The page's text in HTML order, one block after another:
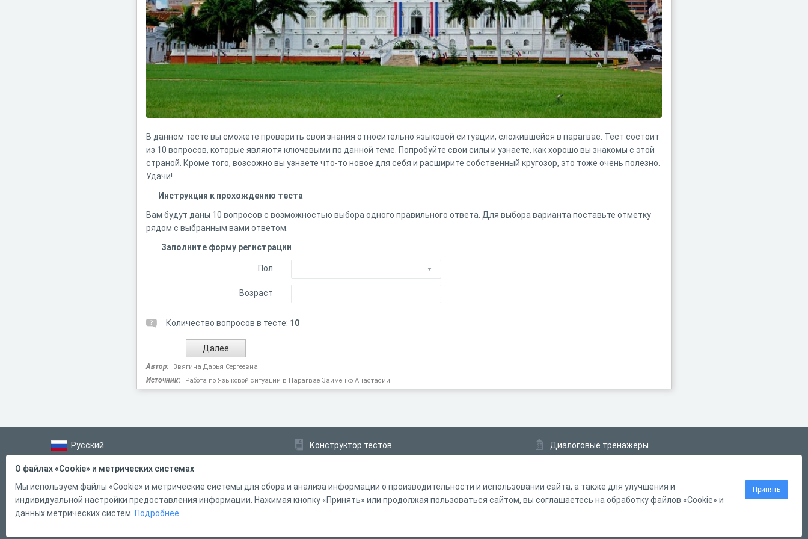
В данном тесте вы сможете проверить свои знания относительно языковой ситуации, сложившейся в парагвае. Тест состоит
из 10 вопросов, которые являютя ключевыми по данной теме. Попробуйте свои силы и узнаете, как хорошо вы знакомы с этой
страной. Кроме того, возсожно вы узнаете что-то новое для себя и расширите собственный кругозор, это тоже очень полезно.
Удачи!
Инструкция к прохождению теста
Вам будут даны 10 вопросов с возможностью выбора одного правильного ответа. Для выбора варианта поставьте отметку
рядом с выбранным вами ответом.
Заполните форму регистрации
Пол
Возраст
Количество вопросов в тесте: 10
Автор: Звягина Дарья Сергеевна
Источник: Работа по Языковой ситуации в Парагвае Заименко Анастасии
Русский
Справка
Форма обратной связи
Контакты
Конструктор тестов
Конструктор кроссвордов
Диалоговые тренажёры
Система Дистанционного Обучения
О файлах «Cookie» и метрических системах
Мы используем файлы «Cookie» и метрические системы для сбора и анализа информации о производительности и использовании сайта, а также для улучшения и
индивидуальной настройки предоставления информации. Нажимая кнопку «Принять» или продолжая пользоваться сайтом, вы соглашаетесь на обработку файлов «Cookie» и
данных метрических систем. Подробнее
Принять